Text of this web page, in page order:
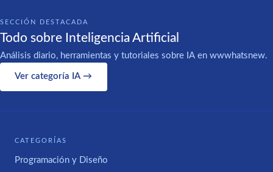
SECCIÓN DESTACADA
Todo sobre Inteligencia Artificial
Análisis diario, herramientas y tutoriales sobre IA en wwwhatsnew.
Ver categoría IA →
CATEGORÍAS
Programación y Diseño